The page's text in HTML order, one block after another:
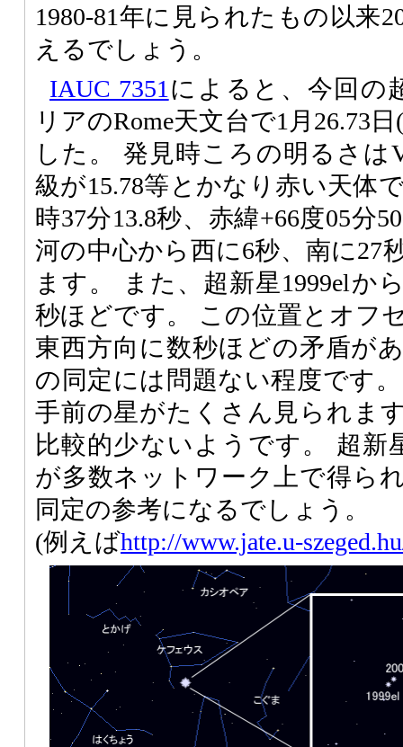
1980-81年に見られたもの以来
えるでしょう。
IAUC 7351 によると、今回の
リアのRome天文台で1月26.73
した。 発見時ころの明るさは
級が15.78等とかなり赤い天体
時37分13.8秒、赤緯+66度05分
河の中心から西に6秒、南に27
ます。 また、超新星1999elか
秒ほどです。 この位置とオフ
東西方向に数秒ほどの矛盾が
の同定には問題ない程度です
手前の星がたくさん見られま
比較的少ないようです。 超新
が多数ネットワーク上で得ら
同定の参考になるでしょう。
(例えばhttp://www.jate.u-